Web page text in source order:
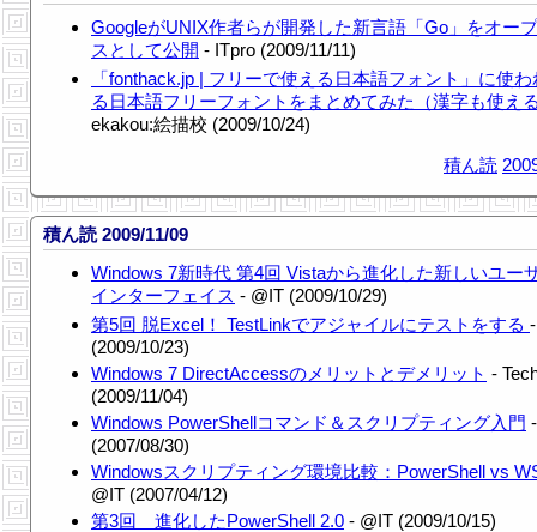
GoogleがUNIX作者らが開発した新言語「Go」をオー
スとして公開 - ITpro (2009/11/11)
「fonthack.jp | フリーで使える日本語フォント」に使
る日本語フリーフォントをまとめてみた（漢字も使え
ekakou:絵描校 (2009/10/24)
積ん読
積ん読 2009/11/09
Windows 7新時代 第4回 Vistaから進化した新しいユー
インターフェイス - @IT (2009/10/29)
第5回 脱Excel！ TestLinkでアジャイルにテストをする
(2009/10/23)
Windows 7 DirectAccessのメリットとデメリット -
(2009/11/04)
Windows PowerShellコマンド＆スクリプティング入門
(2007/08/30)
Windowsスクリプティング環境比較：PowerShell vs
@IT (2007/04/12)
第3回 進化したPowerShell 2.0 - @IT (2009/10/15)